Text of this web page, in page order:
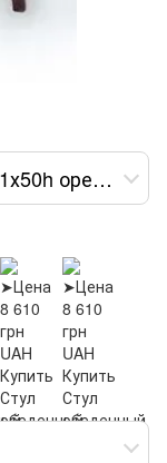
Стул обеденный Яилицис 108х51х50h орех темный var 2